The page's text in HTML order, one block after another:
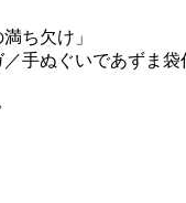
ち欠け」
手ぬぐいであずま袋